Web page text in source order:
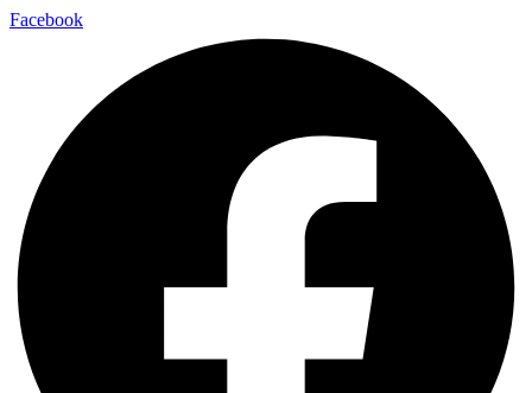
Facebook